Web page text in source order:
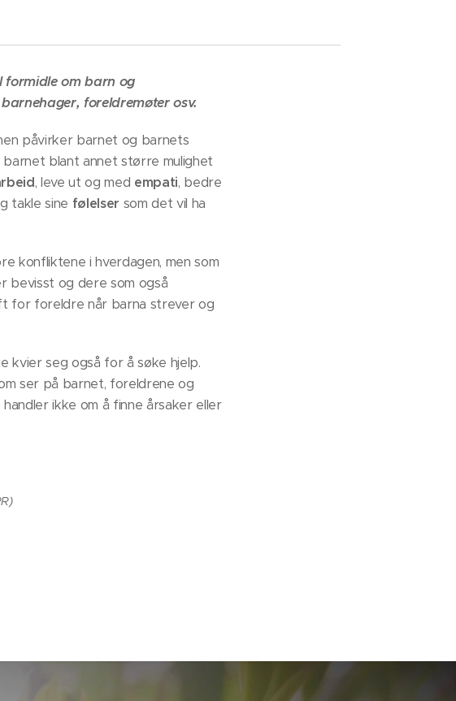
formidle om barn og
foreldremøter osv.
påvirker barnet og barnets
blant annet større mulighet
, leve ut og med empati, bedre
takle sine følelser som det vil ha
konfliktene i hverdagen, men som
bevisst og dere som også
for foreldre når barna strever og
kvier seg også for å søke hjelp.
ser på barnet, foreldrene og
ikke om å finne årsaker eller